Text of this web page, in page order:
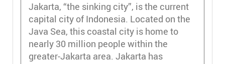
Jakarta, “the sinking city”, is the current
capital city of Indonesia. Located on the
Java Sea, this coastal city is home to
nearly 30 million people within the
greater-Jakarta area. Jakarta has